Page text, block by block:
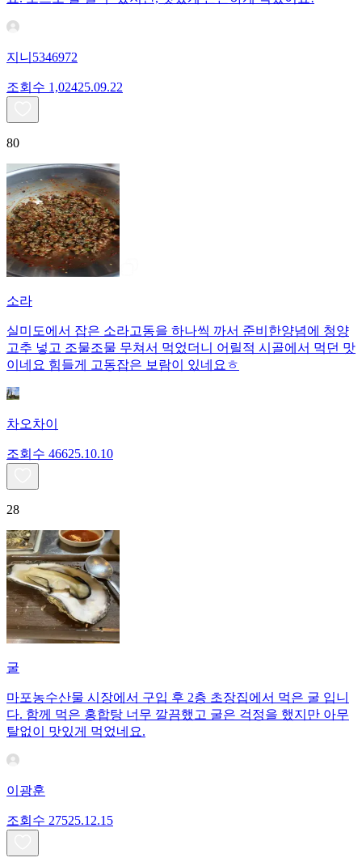
지니5346972
조회수 1,02425.09.22
80
소라
실미도에서 잡은 소라고동을 하나씩 까서 준비한양념에 청양
고추 넣고 조물조물 무쳐서 먹었더니 어릴적 시골에서 먹던 맛
이네요 힘들게 고동잡은 보람이 있네요ㅎ
차오차이
조회수 46625.10.10
28
굴
마포농수산물 시장에서 구입 후 2층 초장집에서 먹은 굴 입니
다. 함께 먹은 홍합탕 너무 깔끔했고 굴은 걱정을 했지만 아무
탈없이 맛있게 먹었네요.
이광훈
조회수 27525.12.15